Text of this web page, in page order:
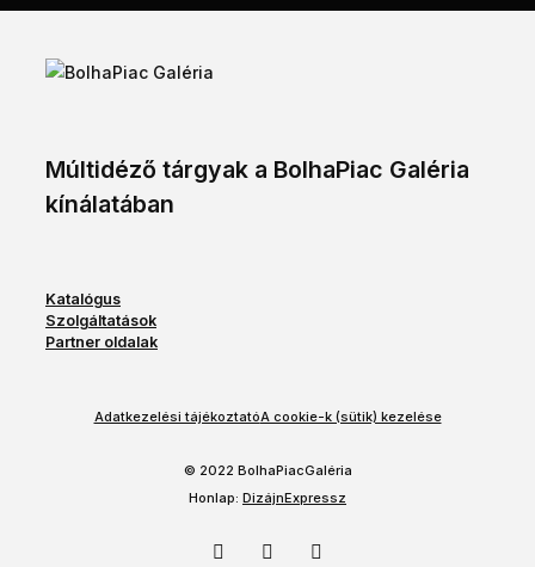
Múltidéző tárgyak a BolhaPiac Galéria
kínálatában
Katalógus
Szolgáltatások
Partner oldalak
Adatkezelési tájékoztatóA cookie-k (sütik) kezelése
© 2022 BolhaPiacGaléria
Honlap: DizájnExpressz